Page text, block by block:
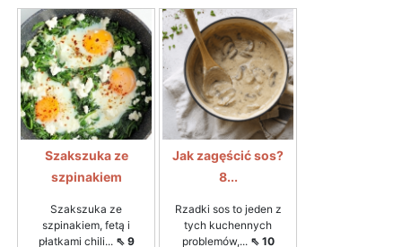
Szakszuka ze
szpinakiem
Szakszuka ze
szpinakiem, fetą i
płatkami chili... ⇖ 9
Jak zagęścić sos?
8...
Rzadki sos to jeden z
tych kuchennych
problemów,... ⇖ 10